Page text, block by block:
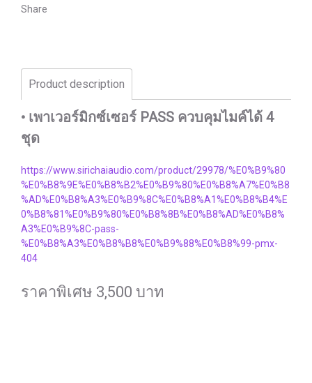
Share
Product description
• เพาเวอร์มิกซ์เซอร์ PASS ควบคุมไมค์ได้ 4
ชุด
https://www.sirichaiaudio.com/product/29978/%E0%B9%80
%E0%B8%9E%E0%B8%B2%E0%B9%80%E0%B8%A7%E0%B8
%AD%E0%B8%A3%E0%B9%8C%E0%B8%A1%E0%B8%B4%E
0%B8%81%E0%B9%80%E0%B8%8B%E0%B8%AD%E0%B8%
A3%E0%B9%8C-pass-
%E0%B8%A3%E0%B8%B8%E0%B9%88%E0%B8%99-pmx-
404
ราคาพิเศษ 3,500 บาท